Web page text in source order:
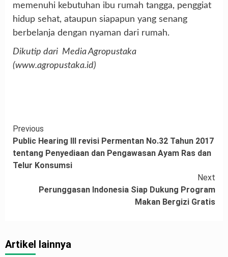
memenuhi kebutuhan ibu rumah tangga, penggiat
hidup sehat, ataupun siapapun yang senang
berbelanja dengan nyaman dari rumah.
Dikutip dari Media Agropustaka
(www.agropustaka.id)
Continue
Reading
Previous
Public Hearing III revisi Permentan No.32 Tahun 2017
tentang Penyediaan dan Pengawasan Ayam Ras dan
Telur Konsumsi
Next
Perunggasan Indonesia Siap Dukung Program
Makan Bergizi Gratis
Artikel lainnya